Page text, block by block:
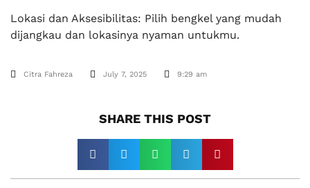
Lokasi dan Aksesibilitas: Pilih bengkel yang mudah
dijangkau dan lokasinya nyaman untukmu.
Citra Fahreza July 7, 2025 9:29 am
SHARE THIS POST​